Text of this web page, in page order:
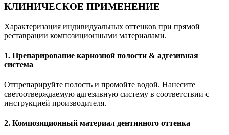
КЛИНИЧЕСКОЕ ПРИМЕНЕНИЕ
Характеризация индивидуальных оттенков при прямой
реставрации композиционными материалами.
1. Препарирование кариозной полости & адгезивная
система
Отпрепарируйте полость и промойте водой. Нанесите
светоотверждаемую адгезивную систему в соответствии с
инструкцией производителя.
2. Композиционный материал дентинного оттенка